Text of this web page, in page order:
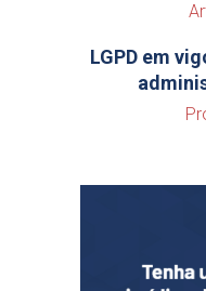
LGPD em